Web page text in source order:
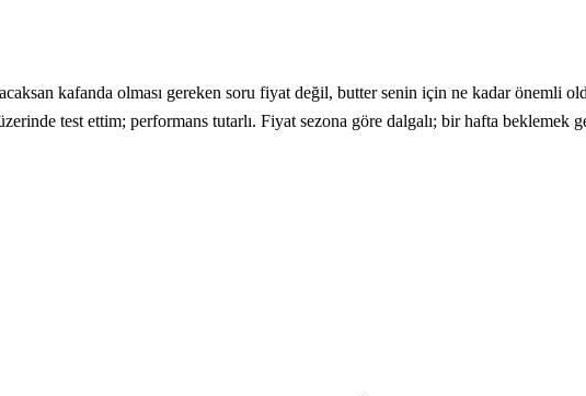
kafanda olması gereken soru fiyat değil, butter senin için ne kadar önemli
test ettim; performans tutarlı. Fiyat sezona göre dalgalı; bir hafta beklemek